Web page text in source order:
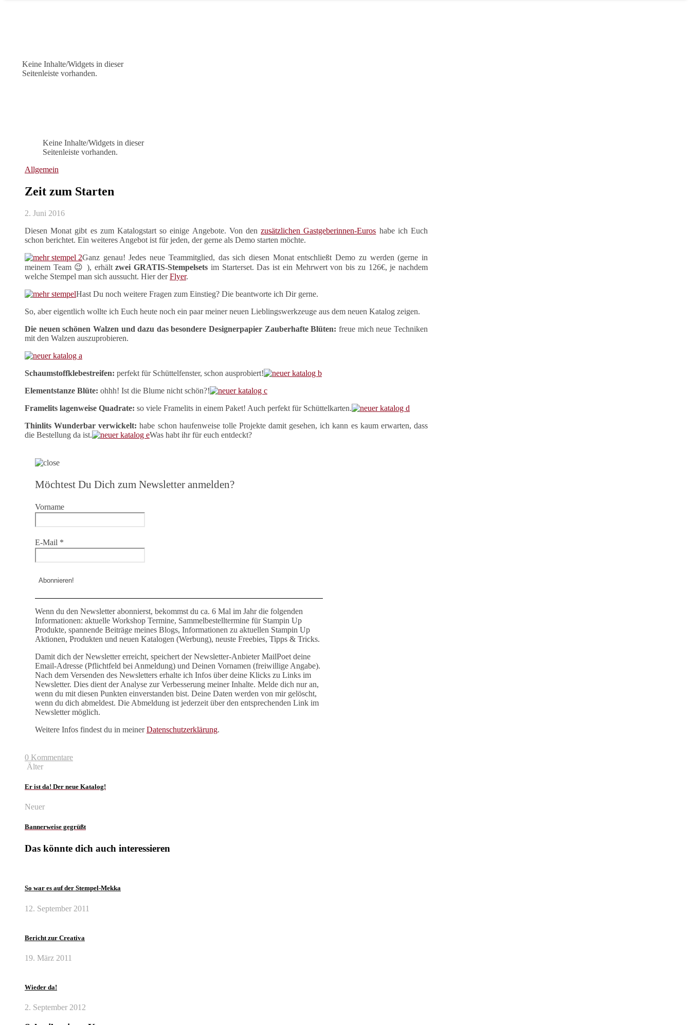
Keine Inhalte/Widgets in dieser
Seitenleiste vorhanden.
Keine Inhalte/Widgets in dieser
Seitenleiste vorhanden.
Allgemein
Zeit zum Starten
2. Juni 2016
Diesen Monat gibt es zum Katalogstart so einige Angebote. Von denzusätzlichen Gastgeberinnen-Euros habe ich Euch
schon berichtet. Ein weiteres Angebot ist für jeden, der gerne als Demo starten möchte.
Ganz genau! Jedes neue Teammitglied, das sich diesen Monat entschließt Demo zu werden (gerne in
meinem Team 😉 ), erhältzwei GRATIS-Stempelsets im Starterset. Das ist ein Mehrwert von bis zu 126€, je nachdem
welche Stempel man sich aussucht. Hier derFlyer.
Hast Du noch weitere Fragen zum Einstieg? Die beantworte ich Dir gerne.
So, aber eigentlich wollte ich Euch heute noch ein paar meiner neuen Lieblingswerkzeuge aus dem neuen Katalog zeigen.
Die neuen schönen Walzen und dazu das besondere Designerpapier Zauberhafte Blüten: freue mich neue Techniken
mit den Walzen auszuprobieren.
Schaumstoffklebestreifen: perfekt für Schüttelfenster, schon ausprobiert!
Elementstanze Blüte: ohhh! Ist die Blume nicht schön?!
Framelits lagenweise Quadrate: so viele Framelits in einem Paket! Auch perfekt für Schüttelkarten.
Thinlits Wunderbar verwickelt: habe schon haufenweise tolle Projekte damit gesehen, ich kann es kaum erwarten, dass
die Bestellung da ist.
Was habt ihr für euch entdeckt?
Möchtest Du Dich zum Newsletter anmelden?
Vorname
E-Mail *
Wenn du den Newsletter abonnierst, bekommst du ca. 6 Mal im Jahr die folgenden
Informationen: aktuelle Workshop Termine, Sammelbestelltermine für Stampin Up
Produkte, spannende Beiträge meines Blogs, Informationen zu aktuellen Stampin Up
Aktionen, Produkten und neuen Katalogen (Werbung), neuste Freebies, Tipps & Tricks.
Damit dich der Newsletter erreicht, speichert der Newsletter-Anbieter MailPoet deine
Email-Adresse (Pflichtfeld bei Anmeldung) und Deinen Vornamen (freiwillige Angabe).
Nach dem Versenden des Newsletters erhalte ich Infos über deine Klicks zu Links im
Newsletter. Dies dient der Analyse zur Verbesserung meiner Inhalte. Melde dich nur an,
wenn du mit diesen Punkten einverstanden bist. Deine Daten werden von mir gelöscht,
wenn du dich abmeldest. Die Abmeldung ist jederzeit über den entsprechenden Link im
Newsletter möglich.
Weitere Infos findest du in meinerDatenschutzerklärung.
0 Kommentare
Älter
Er ist da! Der neue Katalog!
Neuer
Bannerweise gegrüßt
Das könnte dich auch interessieren
So war es auf der Stempel-Mekka
12. September 2011
Bericht zur Creativa
19. März 2011
Wieder da!
2. September 2012